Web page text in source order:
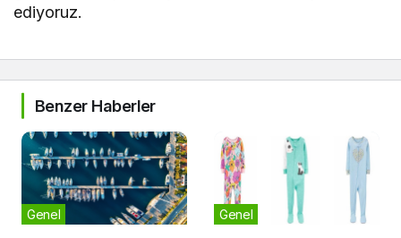
ediyoruz.
Benzer Haberler
Genel Genel